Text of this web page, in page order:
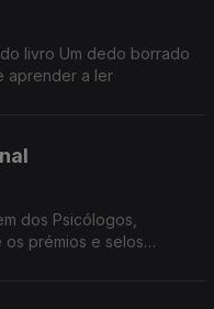
livro Um dedo borrado
aprender a ler
dos Psicólogos,
os prémios e selos